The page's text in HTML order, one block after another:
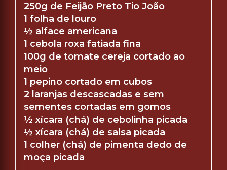
250g de Feijão Preto Tio João
1 folha de louro
½ alface americana
1 cebola roxa fatiada fina
100g de tomate cereja cortado ao
meio
1 pepino cortado em cubos
2 laranjas descascadas e sem
sementes cortadas em gomos
½ xícara (chá) de cebolinha picada
½ xícara (chá) de salsa picada
1 colher (chá) de pimenta dedo de
moça picada